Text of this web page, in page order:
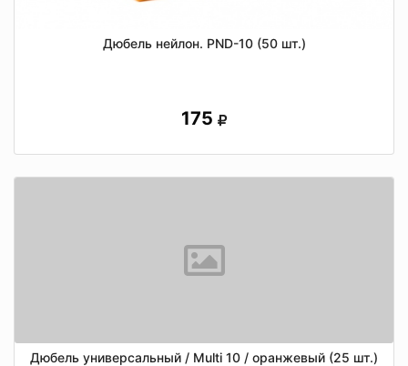
Дюбель нейлон. PND-10 (50 шт.)
175
Дюбель универсальный / Multi 10 / оранжевый (25 шт.)